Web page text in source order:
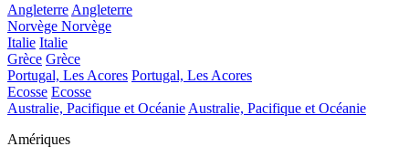
Angleterre Angleterre
Norvège Norvège
Italie Italie
Grèce Grèce
Portugal, Les Acores Portugal, Les Acores
Ecosse Ecosse
Australie, Pacifique et Océanie Australie, Pacifique et Océanie
Amériques